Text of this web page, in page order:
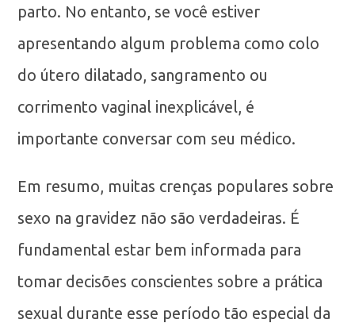
parto. No entanto, se você estiver
apresentando algum problema como colo
do útero dilatado, sangramento ou
corrimento vaginal inexplicável, é
importante conversar com seu médico.
Em resumo, muitas crenças populares sobre
sexo na gravidez não são verdadeiras. É
fundamental estar bem informada para
tomar decisões conscientes sobre a prática
sexual durante esse período tão especial da